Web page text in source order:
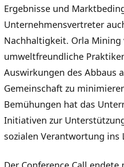
Ergebnisse und
Unternehmensvertreter
Nachhaltigkeit. Orla
umweltfreundliche
Auswirkungen des Abbaus
Gemeinschaft zu
Bemühungen hat das
Initiativen zur
sozialen Verantwortung ins